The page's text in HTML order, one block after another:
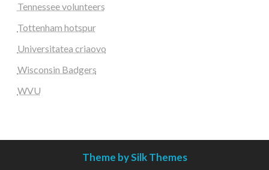
Tennessee volunteers
Tottenham hotspur
Universitatea criaovo
Wisconsin Badgers
WVU
Theme by Silk Themes